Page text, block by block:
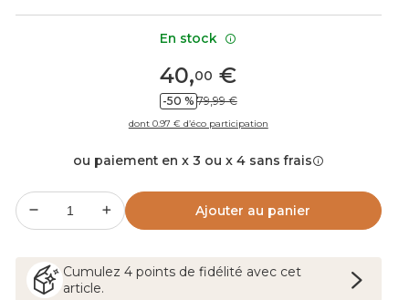
40,00 €
-50 % 79,99 €
dont 0.97 € d’éco participation
ou paiement en x 3 ou x 4 sans frais
Ajouter au panier
Cumulez 4 pointsde fidélité avec cet
article.